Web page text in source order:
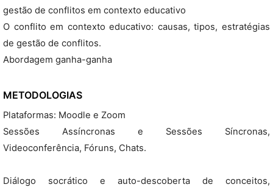
gestão de conflitos em contexto educativo
O conflito em contexto educativo: causas, tipos, estratégias
de gestão de conflitos.
Abordagem ganha-ganha
METODOLOGIAS
Plataformas: Moodle e Zoom
Sessões Assíncronas e Sessões Síncronas,
Videoconferência, Fóruns, Chats.
Diálogo socrático e auto-descoberta de conceitos,